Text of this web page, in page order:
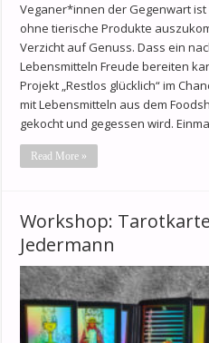
Veganer*innen der Gegenwart ist
ohne tierische Produkte
Verzicht auf Genuss. Dass ein
Lebensmitteln Freude bereiten
Projekt „Restlos glücklich“ im
mit Lebensmitteln aus dem
gekocht und gegessen wird.
Read More »
Workshop:
Jedermann